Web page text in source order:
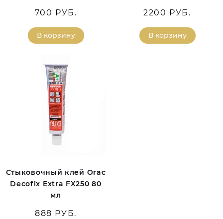
700 РУБ.
В корзину
2200 РУБ.
В корзину
Стыковочный клей Orac
Decofix Extra FX250 80
мл
888 РУБ.